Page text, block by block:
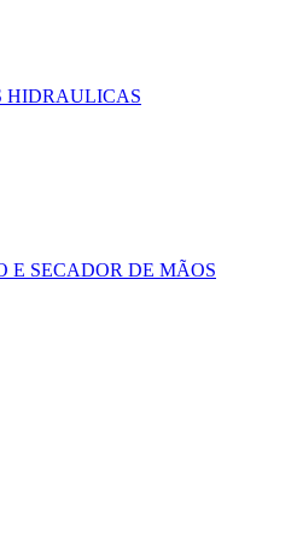
HIDRAULICAS
E SECADOR DE MÃOS